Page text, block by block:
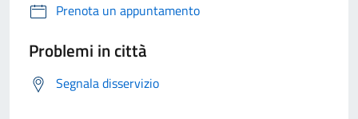
Prenota un appuntamento
Problemi in città
Segnala disservizio